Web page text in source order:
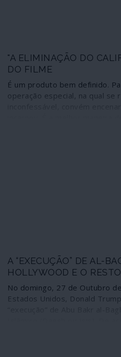
"A ELIMINAÇÃO DO
DO FILME
É um produto bem definido.
operação especial, na qual se
A “EXECUÇÃO” DE AL-
HOLLYWOOD E O RESTO
No domingo, 27 de Outubro
Estados Unidos, Donald